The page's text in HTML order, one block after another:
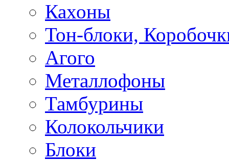
Кахоны
Тон-блоки,
Агого
Металлофоны
Тамбурины
Колокольчики
Блоки